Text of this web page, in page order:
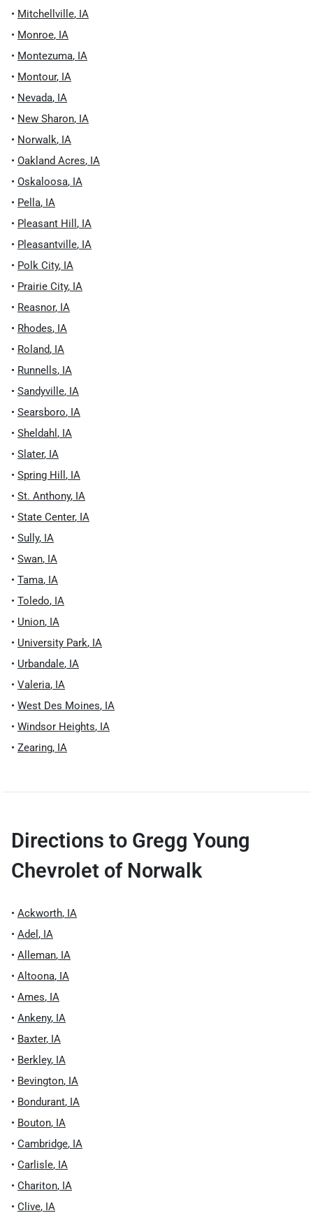
• Mitchellville, IA
• Monroe, IA
• Montezuma, IA
• Montour, IA
• Nevada, IA
• New Sharon, IA
• Norwalk, IA
• Oakland Acres, IA
• Oskaloosa, IA
• Pella, IA
• Pleasant Hill , IA
• Pleasantville, IA
• Polk City, IA
• Prairie City, IA
• Reasnor, IA
• Rhodes, IA
• Roland, IA
• Runnells, IA
• Sandyville, IA
• Searsboro, IA
• Sheldahl , IA
• Slater, IA
• Spring Hill , IA
• St. Anthony, IA
• State Center, IA
• Sully, IA
• Swan, IA
• Tama, IA
• Toledo, IA
• Union, IA
• University Park, IA
• Urbandale, IA
• Valeria, IA
• West Des Moines, IA
• Windsor Heights, IA
• Zearing, IA
Directions to Gregg Young
Chevrolet of Norwalk
• Ackworth, IA
• Adel , IA
• Alleman, IA
• Altoona, IA
• Ames, IA
• Ankeny, IA
• Baxter, IA
• Berkley, IA
• Bevington, IA
• Bondurant, IA
• Bouton, IA
• Cambridge, IA
• Carlisle, IA
• Chariton, IA
• Clive, IA